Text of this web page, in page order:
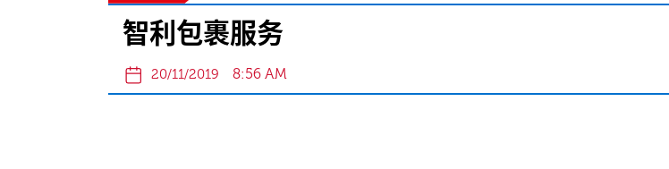
智利包裹服务
20/11/2019 8:56 AM